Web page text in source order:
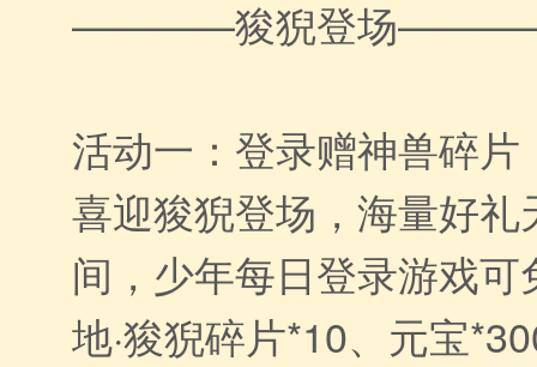
————狻猊登场
活动一：登录赠神兽碎片
喜迎狻猊登场，海量好
间，少年每日登录游戏
地·狻猊碎片*10、元宝